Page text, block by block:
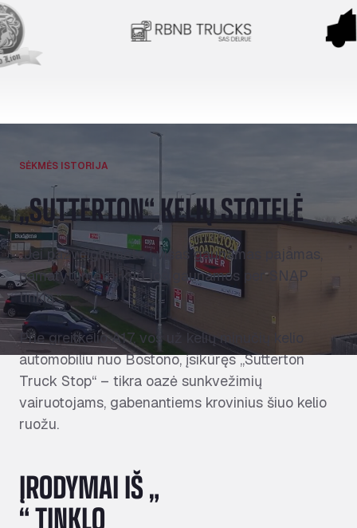
SĖKMĖS ISTORIJA
„SUTTERTON“ KELIŲ STOTELĖ
„Jei pažvelgtumėte į visas gaunamas pajamas,
pamatytumėte, kad jos gaunamos per SNAP
tinklą.“
Prie greitkelio A17, vos už kelių minučių kelio
automobiliu nuo Bostono, įsikūręs „Sutterton
Truck Stop“ – tikra oazė sunkvežimių
vairuotojams, gabenantiems krovinius šiuo kelio
ruožu.
ĮRODYMAI IŠ „
“ TINKLO